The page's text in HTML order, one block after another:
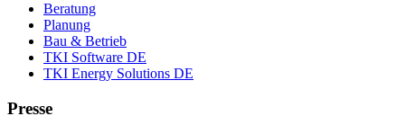
Beratung
Planung
Bau & Betrieb
TKI Software DE
TKI Energy Solutions DE
Presse